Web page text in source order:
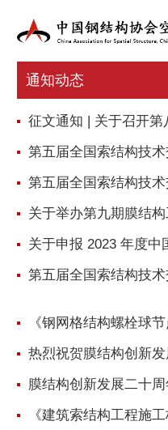
通知动态
第五届全国索结构技
第五届全国索结构技
第五届全国索结构技